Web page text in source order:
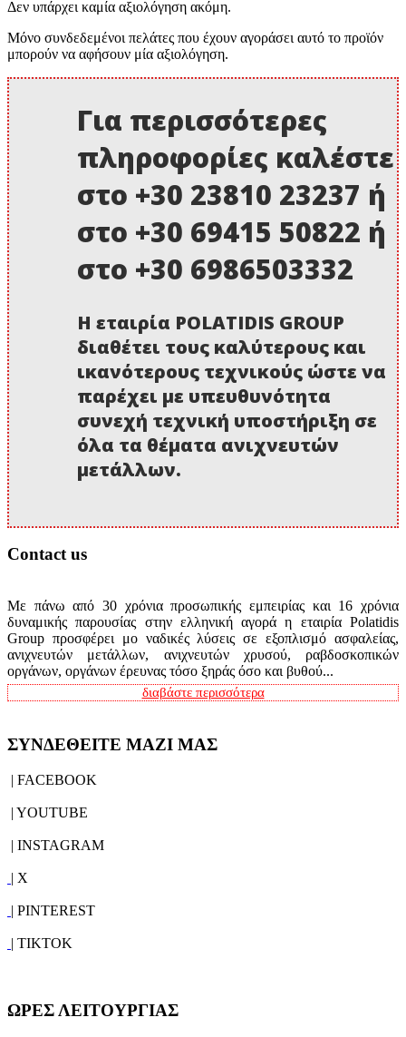
Δεν υπάρχει καμία αξιολόγηση ακόμη.
Μόνο συνδεδεμένοι πελάτες που έχουν αγοράσει αυτό το προϊόν
μπορούν να αφήσουν μία αξιολόγηση.
Για περισσότερες
πληροφορίες καλέστε
στο +30 23810 23237 ή
στο +30 69415 50822 ή
στο +30 6986503332
Η εταιρία POLATIDIS GROUP
διαθέτει τους καλύτερους και
ικανότερους τεχνικούς ώστε να
παρέχει με υπευθυνότητα
συνεχή τεχνική υποστήριξη σε
όλα τα θέματα ανιχνευτών
μετάλλων.
Contact us
Με πάνω από 30 χρόνια προσωπικής εμπειρίας και 16 χρόνια
δυναμικής παρουσίας στην ελληνική αγορά η εταιρία Polatidis
Group προσφέρει μο ναδικές λύσεις σε εξοπλισμό ασφαλείας,
ανιχνευτών μετάλλων, ανιχνευτών χρυσού, ραβδοσκοπικών
οργάνων, οργάνων έρευνας τόσο ξηράς όσο και βυθού...
διαβάστε περισσότερα
ΣΥΝΔΕΘΕΙΤΕ ΜΑΖΙ ΜΑΣ
| FACEBOOK
| YOUTUBE
| INSTAGRAM
| X
| PINTEREST
| TIKTOK
ΩΡΕΣ ΛΕΙΤΟΥΡΓΙΑΣ